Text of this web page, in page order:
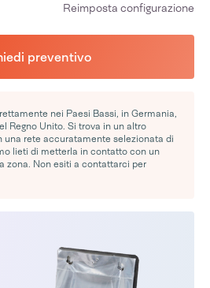
Reimposta configurazione
preventivo
nei Paesi Bassi, in Germania,
Regno Unito. Si trova in un altro
una rete accuratamente selezionata di
lieti di metterla in contatto con un
zona. Non esiti a contattarci per